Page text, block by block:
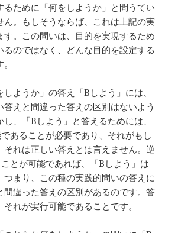
るために「何をしようか」と問うてい
ん。もしそうならば、これは上記の実
す。この問いは、目的を実現するため
るのではなく、どんな目的を設定する
ようか」の答え「Bしよう」には、
答えと間違った答えの区別はないよう
、「Bしよう」と答えるためには、
あることが必要であり、それがもし
それは正しい答えとは言えません。逆
とが可能であれば、「Bしよう」は
つまり、この種の実践的問いの答えに
間違った答えの区別があるのです。答
れが実行可能であることです。